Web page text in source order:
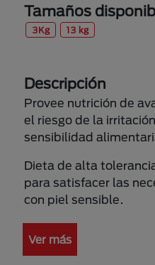
Tamaños
3Kg 13 kg
Descripción
Provee nutrición de
el riesgo de la
sensibilidad
Dieta de alta
para satisfacer las
con piel sensible.
Ver más